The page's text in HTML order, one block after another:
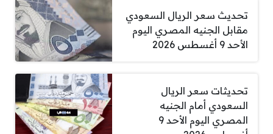
تحديث سعر الريال السعودي
مقابل الجنيه المصري اليوم
الأحد 9 أغسطس 2026
تحديثات سعر الريال
السعودي أمام الجنيه
المصري اليوم الأحد 9